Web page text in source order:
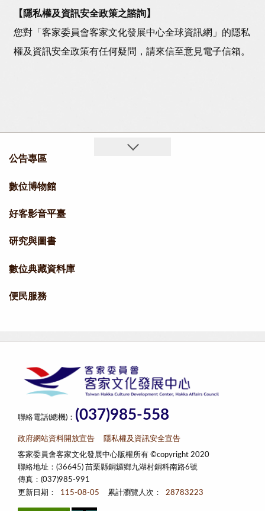
【隱私權及資訊安全政策之諮詢】
您對「客家委員會客家文化發展中心全球資訊網」的隱私
權及資訊安全政策有任何疑問，請來信至意見電子信箱。
公告專區
數位博物館
好客影音平臺
研究與圖書
數位典藏資料庫
便民服務
聯絡電話(總機)： (037)985-558
政府網站資料開放宣告 隱私權及資訊安全宣告
客家委員會客家文化發展中心版權所有 ©copyright 2020
聯絡地址：(36645) 苗栗縣銅鑼鄉九湖村銅科南路6號
傳真：(037)985-991
更新日期：
115-08-05 累計瀏覽人次： 28783223